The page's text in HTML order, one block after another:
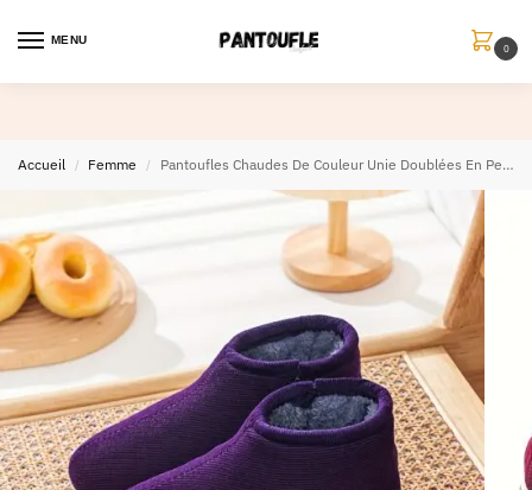
MENU
0
Accueil / Femme / Pantoufles Chaudes De Couleur Unie Doublées En Peluche À Semelle Souple